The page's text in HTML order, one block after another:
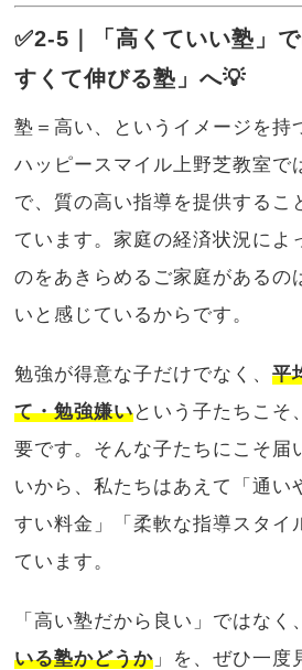
✅2-5｜「高くていい塾」
すくて伸びる塾」へ💡
塾＝高い、というイメージを持
ハッピースマイル上野芝教室で
で、質の高い指導を提供するこ
ています。家庭の経済状況によ
のをあきらめるご家庭があるの
いと感じているからです。
勉強が得意な子だけでなく、平
て・勉強嫌いという子たちこそ
要です。そんな子たちにこそ届
いから、私たちはあえて「通い
すい料金」「柔軟な指導スタイ
ています。
「高い塾だから良い」ではなく
いる塾かどうか 」を、ぜひ一度